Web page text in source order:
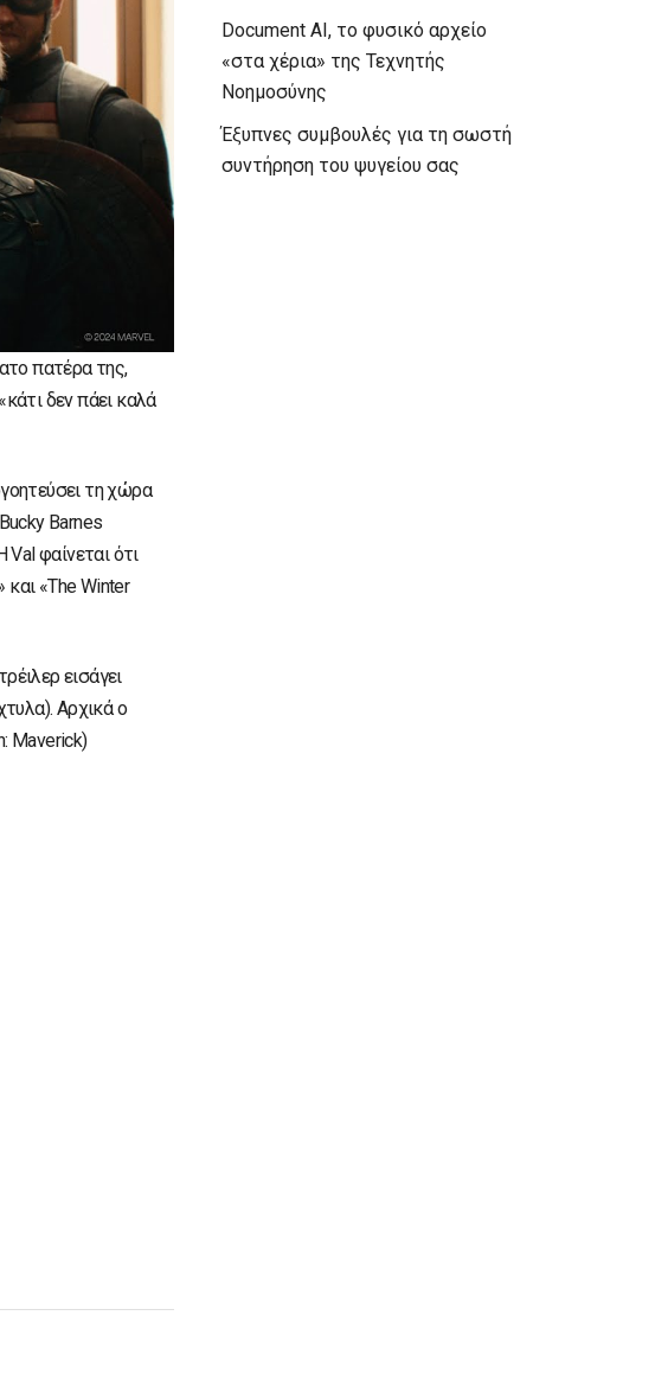
πατέρα της,
δεν πάει καλά
τη χώρα
Barnes
φαίνεται ότι
και «The Winter
εισάγει
Αρχικά ο
Maverick)
Document AI, το φυσικό αρχείο
«στα χέρια» της Τεχνητής
Νοημοσύνης
Έξυπνες συμβουλές για τη σωστή
συντήρηση του ψυγείου σας